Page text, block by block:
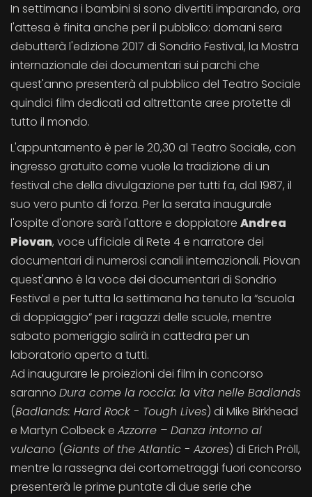
In settimana i bambini si sono divertiti imparando, ora
l'attesa è finita anche per il pubblico: domani sera
debutterà l'edizione 2017 di Sondrio Festival, la Mostra
internazionale dei documentari sui parchi che
quest'anno presenterà al pubblico del Teatro Sociale
quindici film dedicati ad altrettante aree protette di
tutto il mondo.
L'appuntamento è per le 20,30 al Teatro Sociale, con
ingresso gratuito come vuole la tradizione di un
festival che della divulgazione per tutti fa, dal 1987, il
suo vero punto di forza. Per la serata inaugurale
l'ospite d'onore sarà l'attore e doppiatore Andrea
Piovan, voce ufficiale di Rete 4 e narratore dei
documentari di numerosi canali internazionali. Piovan
quest'anno è la voce dei documentari di Sondrio
Festival e per tutta la settimana ha tenuto la “scuola
di doppiaggio” per i ragazzi delle scuole, mentre
sabato pomeriggio salirà in cattedra per un
laboratorio aperto a tutti.
Ad inaugurare le proiezioni dei film in concorso
saranno Dura come la roccia: la vita nelle Badlands
(Badlands: Hard Rock - Tough Lives) di Mike Birkhead
e Martyn Colbeck e Azzorre – Danza intorno al
vulcano (Giants of the Atlantic - Azores) di Erich Pröll,
mentre la rassegna dei cortometraggi fuori concorso
presenterà le prime puntate di due serie che